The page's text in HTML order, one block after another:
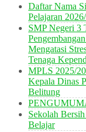
Daftar Nama
Pelajaran
SMP Negeri 3
Mengatasi
Tenaga
MPLS 2025/
Kepala Dinas
Belitung
Sekolah
Belajar